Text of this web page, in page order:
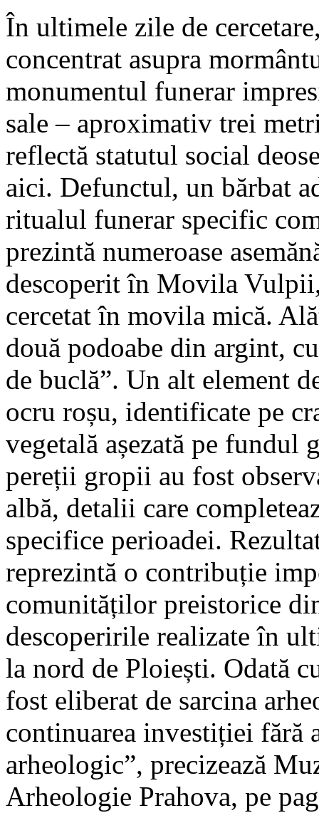
În ultimele zile de
concentrat asupra
monumentul funerar
sale – aproximativ trei
reflectă statutul social
aici. Defunctul, un bărbat
ritualul funerar specific
prezintă numeroase
descoperit în Movila
cercetat în movila mică.
două podoabe din argint,
de buclă”. Un alt element
ocru roșu, identificate pe
vegetală așezată pe fundul
pereții gropii au fost
albă, detalii care
specifice perioadei.
reprezintă o contribuție
comunităților preistorice
descoperirile realizate în
la nord de Ploiești. Odată
fost eliberat de sarcina
continuarea investiției fără
arheologic”, precizează
Arheologie Prahova, pe